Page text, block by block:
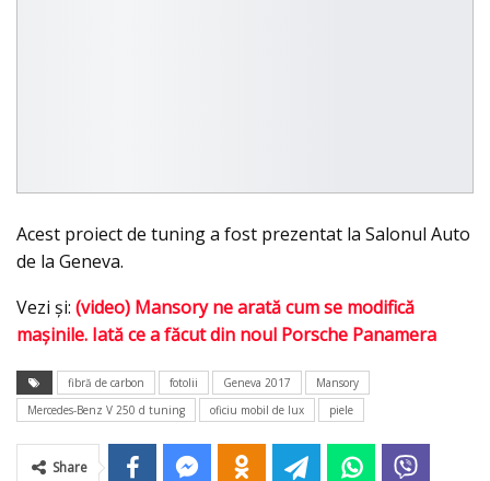
Acest proiect de tuning a fost prezentat la Salonul Auto
de la Geneva.
Vezi şi: (video) Mansory ne arată cum se modifică
maşinile. Iată ce a făcut din noul Porsche Panamera
fibră de carbon fotolii Geneva 2017
Mansory
Mercedes-Benz V 250 d tuning
oficiu mobil de lux piele
Share